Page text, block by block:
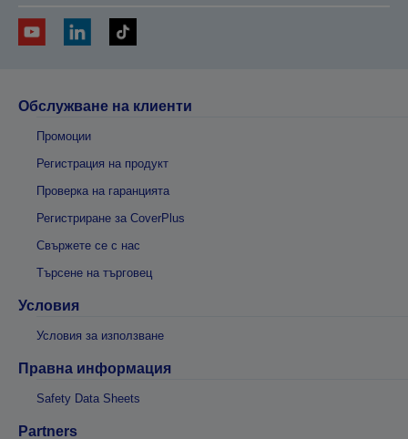
Обслужване на клиенти
Промоции
Регистрация на продукт
Проверка на гаранцията
Регистриране за CoverPlus
Свържете се с нас
Търсене на търговец
Условия
Условия за използване
Правна информация
Safety Data Sheets
Partners